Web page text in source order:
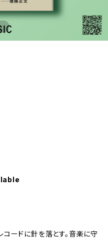
ードに針を落とす。音楽に守